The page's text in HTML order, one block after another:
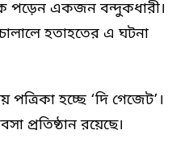
পড়েন একজন বন্দুকধারী।
হতাহতের এ ঘটনা
পত্রিকা হচ্ছে ‘দি গেজেট’।
প্রতিষ্ঠান রয়েছে।